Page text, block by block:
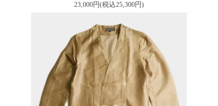
23,000円(税込25,300円)